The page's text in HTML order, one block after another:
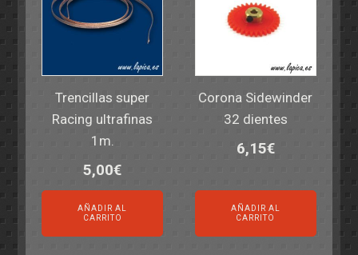
Trencillas super
Racing ultrafinas
1m.
5,00€
AÑADIR AL
CARRITO
Corona Sidewinder
32 dientes
6,15€
AÑADIR AL
CARRITO